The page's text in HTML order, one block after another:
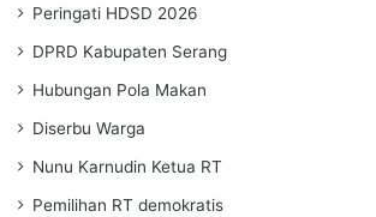
Peringati HDSD 2026
DPRD Kabupaten Serang
Hubungan Pola Makan
Diserbu Warga
Nunu Karnudin Ketua RT
Pemilihan RT demokratis